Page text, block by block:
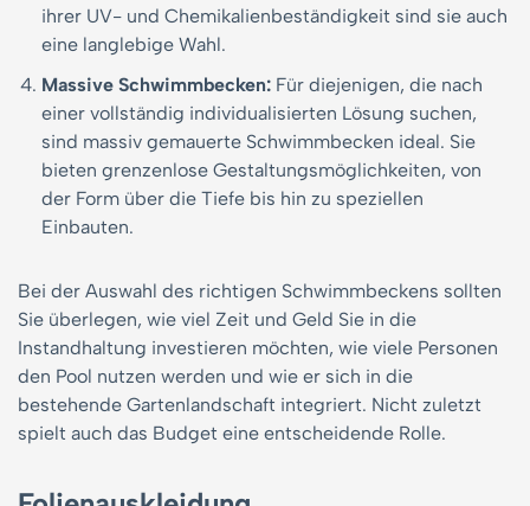
ihrer UV- und Chemikalienbeständigkeit sind sie auch
eine langlebige Wahl.
Massive Schwimmbecken: Für diejenigen, die nach
einer vollständig individualisierten Lösung suchen,
sind massiv gemauerte Schwimmbecken ideal. Sie
bieten grenzenlose Gestaltungsmöglichkeiten, von
der Form über die Tiefe bis hin zu speziellen
Einbauten.
Bei der Auswahl des richtigen Schwimmbeckens sollten
Sie überlegen, wie viel Zeit und Geld Sie in die
Instandhaltung investieren möchten, wie viele Personen
den Pool nutzen werden und wie er sich in die
bestehende Gartenlandschaft integriert. Nicht zuletzt
spielt auch das Budget eine entscheidende Rolle.